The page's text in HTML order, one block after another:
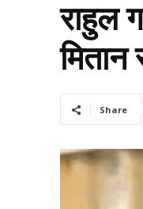
राहुल
Share